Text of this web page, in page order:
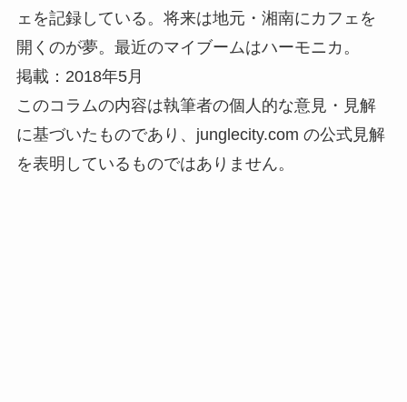
ェを記録している。将来は地元・湘南にカフェを
開くのが夢。最近のマイブームはハーモニカ。
掲載：2018年5月
このコラムの内容は執筆者の個人的な意見・見解
に基づいたものであり、junglecity.com の公式見解
を表明しているものではありません。